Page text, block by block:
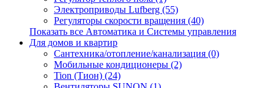
Электроприводы Lufberg (55)
Регуляторы скорости вращения (40)
Показать все Автоматика и Системы управления
Для домов и квартир
Сантехника/отопление/канализация (0)
Мобильные кондиционеры (2)
Tion (Тион) (24)